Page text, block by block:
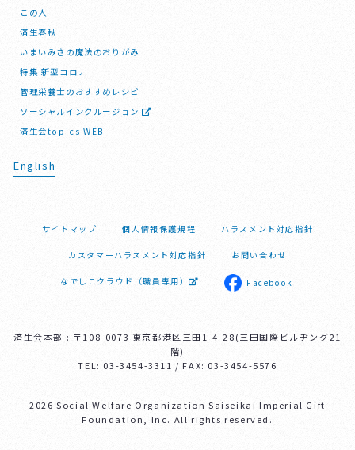
この人
済生春秋
いまいみさの魔法のおりがみ
特集 新型コロナ
管理栄養士のおすすめレシピ
ソーシャルインクルージョン
済生会topics WEB
English
サイトマップ 個人情報保護規程 ハラスメント対応指針
カスタマーハラスメント対応指針 お問い合わせ
なでしこクラウド（職員専用） Facebook
済生会本部 : 〒108-0073 東京都港区三田1-4-28(三田国際ビルヂング21
階)
TEL: 03-3454-3311 / FAX: 03-3454-5576
2026 Social Welfare Organization Saiseikai Imperial Gift
Foundation, Inc. All rights reserved.